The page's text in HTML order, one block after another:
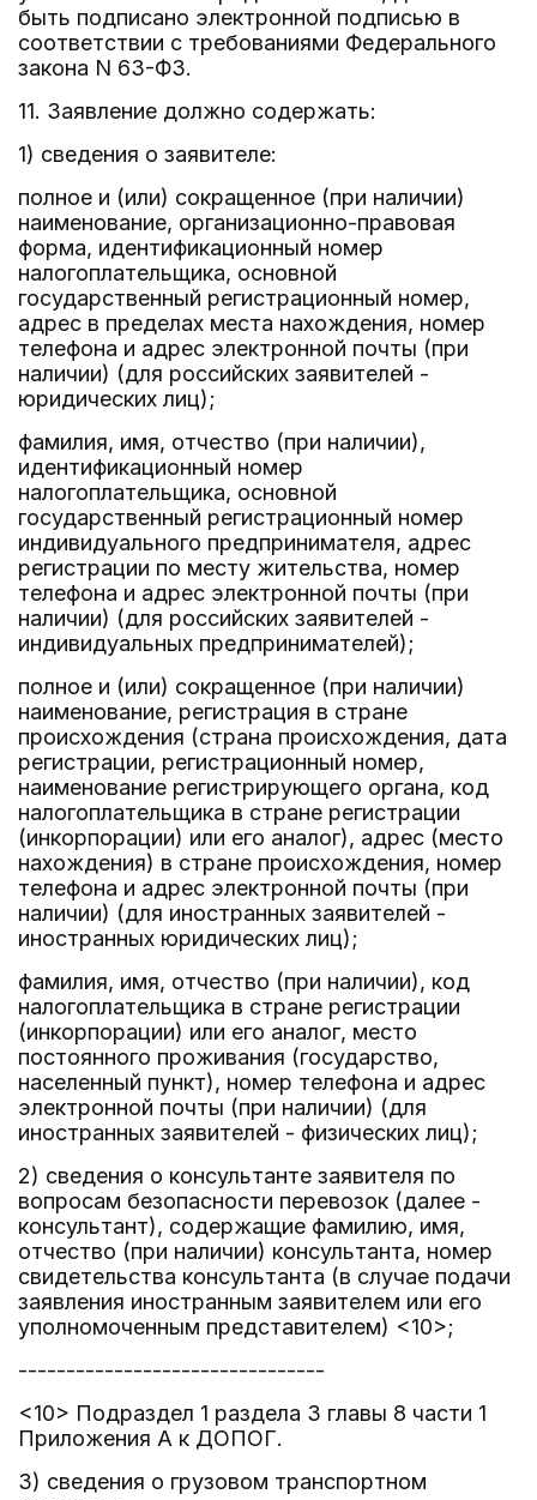
быть подписано электронной подписью в
соответствии с требованиями Федерального
закона N 63-ФЗ.
11. Заявление должно содержать:
1) сведения о заявителе:
полное и (или) сокращенное (при наличии)
наименование, организационно-правовая
форма, идентификационный номер
налогоплательщика, основной
государственный регистрационный номер,
адрес в пределах места нахождения, номер
телефона и адрес электронной почты (при
наличии) (для российских заявителей -
юридических лиц);
фамилия, имя, отчество (при наличии),
идентификационный номер
налогоплательщика, основной
государственный регистрационный номер
индивидуального предпринимателя, адрес
регистрации по месту жительства, номер
телефона и адрес электронной почты (при
наличии) (для российских заявителей -
индивидуальных предпринимателей);
полное и (или) сокращенное (при наличии)
наименование, регистрация в стране
происхождения (страна происхождения, дата
регистрации, регистрационный номер,
наименование регистрирующего органа, код
налогоплательщика в стране регистрации
(инкорпорации) или его аналог), адрес (место
нахождения) в стране происхождения, номер
телефона и адрес электронной почты (при
наличии) (для иностранных заявителей -
иностранных юридических лиц);
фамилия, имя, отчество (при наличии), код
налогоплательщика в стране регистрации
(инкорпорации) или его аналог, место
постоянного проживания (государство,
населенный пункт), номер телефона и адрес
электронной почты (при наличии) (для
иностранных заявителей - физических лиц);
2) сведения о консультанте заявителя по
вопросам безопасности перевозок (далее -
консультант), содержащие фамилию, имя,
отчество (при наличии) консультанта, номер
свидетельства консультанта (в случае подачи
заявления иностранным заявителем или его
уполномоченным представителем) <10>;
--------------------------------
<10> Подраздел 1 раздела 3 главы 8 части 1
Приложения А к ДОПОГ.
3) сведения о грузовом транспортном